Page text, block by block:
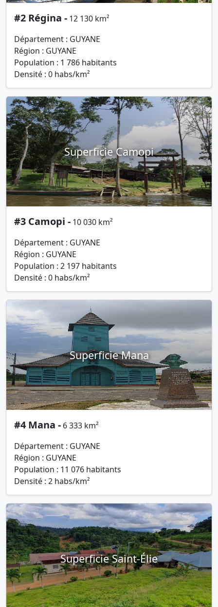
#2 Régina - 12 130 km²
Département : GUYANE
Région : GUYANE
Population : 1 786 habitants
Densité : 0 habs/km²
Superficie Camopi
#3 Camopi - 10 030 km²
Département : GUYANE
Région : GUYANE
Population : 2 197 habitants
Densité : 0 habs/km²
Superficie Mana
#4 Mana - 6 333 km²
Département : GUYANE
Région : GUYANE
Population : 11 076 habitants
Densité : 2 habs/km²
Superficie Saint-Élie